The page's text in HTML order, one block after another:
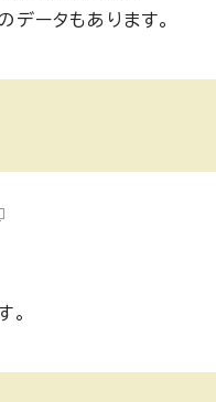
ータもあります。
。